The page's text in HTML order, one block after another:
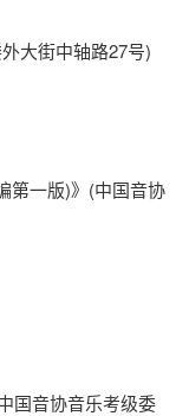
大街中轴路27号)
第一版)》(中国音协
国音协音乐考级委